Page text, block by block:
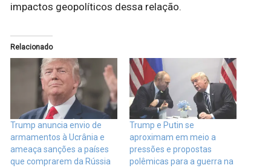
impactos geopolíticos dessa relação.
Relacionado
Trump anuncia envio de
armamentos à Ucrânia e
ameaça sanções a países
que comprarem da Rússia
Trump e Putin se
aproximam em meio a
pressões e propostas
polêmicas para a guerra na